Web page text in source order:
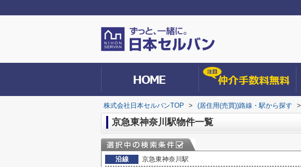
株式会社日本セルバンTOP > (居住用(売買))路線・駅から探す >
京急東神奈川駅物件一覧
沿線
京急東神奈川駅